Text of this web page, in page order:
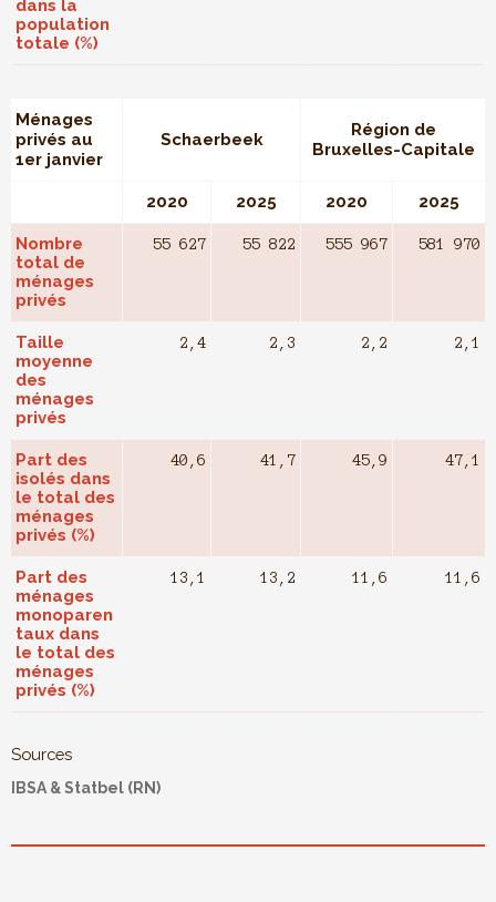
dans la
population
totale (%)
Ménages
privés au
1er janvier
Schaerbeek
Région de
Bruxelles-Capitale
2020 2025 2020 2025
Nombre
total de
ménages
privés
55 627 55 822 555 967 581 970
Taille
moyenne
des
ménages
privés
2,4 2,3 2,2 2,1
Part des
isolés dans
le total des
ménages
privés (%)
40,6 41,7 45,9 47,1
Part des
ménages
monoparen
taux dans
le total des
ménages
privés (%)
13,1 13,2 11,6 11,6
Sources
IBSA & Statbel (RN)